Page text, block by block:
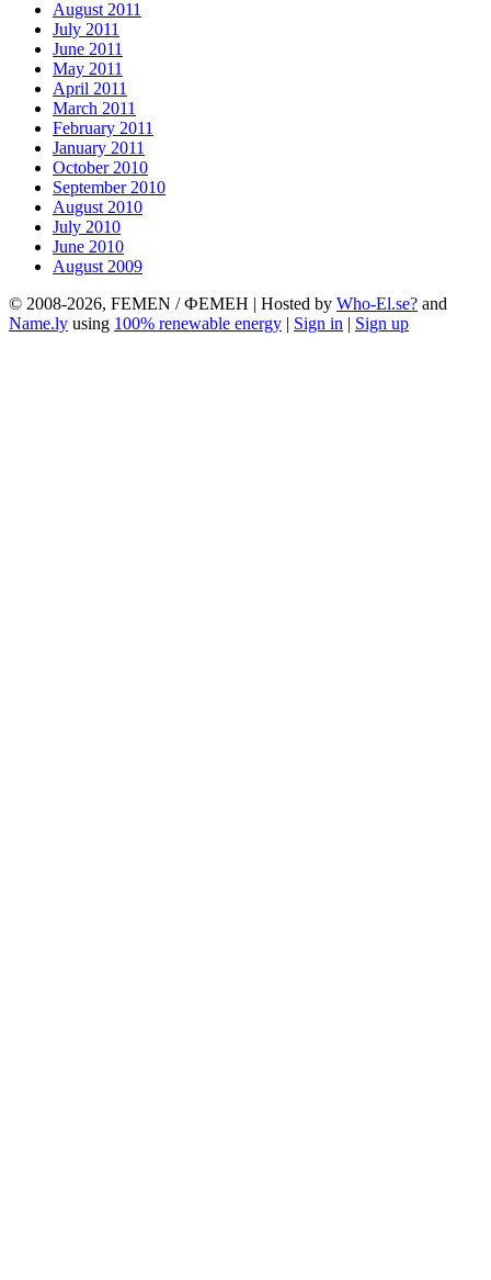
August 2011
July 2011
June 2011
May 2011
April 2011
March 2011
February 2011
January 2011
October 2010
September 2010
August 2010
July 2010
June 2010
August 2009
© 2008-2026, FEMEN / ФЕМЕН | Hosted by Who-El.se? and
Name.ly using 100% renewable energy | Sign in | Sign up